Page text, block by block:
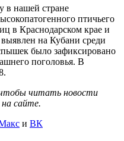
нашей стране
птичьего
в Краснодарском крае и
на Кубани среди
было зафиксировано
поголовья. В
чтобы читать новости
на сайте.
и ВК